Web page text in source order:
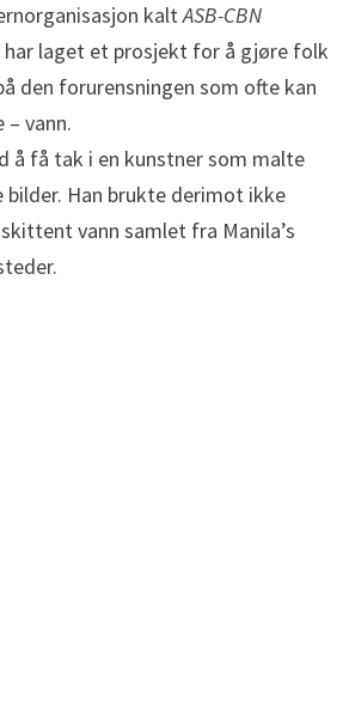
kaltASB-CBN
har laget et prosjekt for å gjøre folk
den forurensningen som ofte kan
vann.
å få tak i en kunstner som malte
bilder. Han brukte derimot ikke
vann samlet fra Manila’s